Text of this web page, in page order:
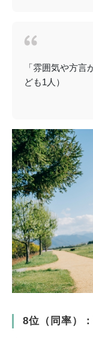
「雰囲気や方
ども1人）
8位（同率）